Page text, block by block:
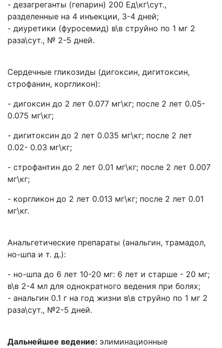
- дезагреганты (гепарин) 200 Ед\кг\сут.,
разделенные на 4 инъекции, 3-4 дней;
- диуретики (фуросемид) в\в струйно по 1 мг 2
раза\сут., № 2-5 дней.
Сердечные гликозиды (дигоксин, дигитоксин,
строфанин, коргликон):
- дигоксин до 2 лет 0.077 мг\кг; после 2 лет 0.05-
0.075 мг\кг;
- дигитоксин до 2 лет 0.035 мг\кг; после 2 лет
0.02- 0.03 мг\кг;
- строфантин до 2 лет 0.01 мг\кг; после 2 лет 0.007
мг\кг;
- коргликон до 2 лет 0.013 мг\кг; после 2 лет 0.01
мг\кг.
Анальгетические препараты (анальгин, трамадол,
но-шпа и т. д.):
- но-шпа до 6 лет 10-20 мг: 6 лет и старше - 20 мг;
в\в 2-4 мл для однократного ведения при болях;
- анальгин 0.1 г на год жизни в\в струйно по 1 мг 2
раза\сут., №2-5 дней.
Дальнейшее ведение: элиминационные